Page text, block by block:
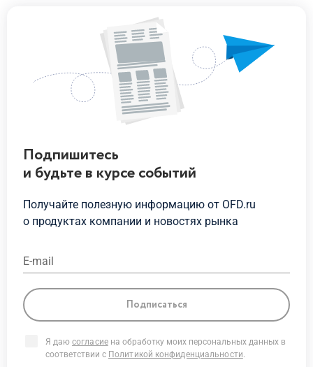
Подпишитесь
и будьтев курсесобытий
Получайте полезную информацию от OFD.ru
о продуктах компании и новостях рынка
E-mail
Подписаться
Я даю согласиена обработку моих персональных данных в
соответствии с Политикой конфиденциальности.